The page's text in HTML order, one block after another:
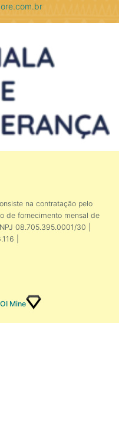
na contratação pelo
de fornecimento mensal de
08.705.395.0001/30 |
|
Mine